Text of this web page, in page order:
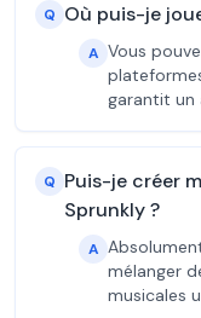
Q Où puis-je
A Vous
garantit un
Q Puis-je créer
Sprunkly ?
A
mélanger
musicales